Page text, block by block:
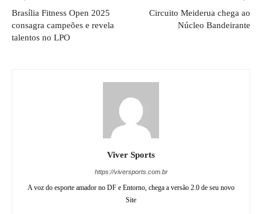
Brasília Fitness Open 2025
consagra campeões e revela
talentos no LPO
Circuito Meiderua chega ao
Núcleo Bandeirante
Viver Sports
https://viversports.com.br
A voz do esporte amador no DF e Entorno, chega a versão 2.0 de seu novo
Site